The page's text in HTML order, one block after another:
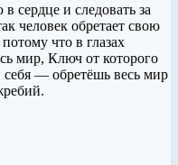
сердце и следовать за
человек обретает свою
что в глазах
мир, Ключ от которого
себя — обретёшь весь мир